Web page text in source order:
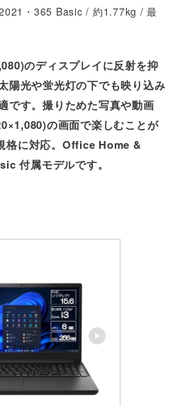
・365 Basic / 約1.77kg / 最
のディスプレイに反射を抑
陽光や蛍光灯の下でも映り込み
です。撮りためた写真や動画
の画面で楽しむことが
格に対応。Office Home &
付属モデルです。